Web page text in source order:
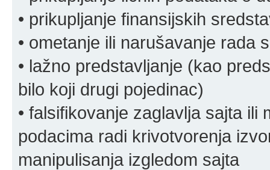
• prikupljanje finansijskih
• ometanje ili narušavanje rada
• lažno predstavljanje (kao
bilo koji drugi pojedinac)
• falsifikovanje zaglavlja sajta ili
podacima radi krivotvorenja
manipulisanja izgledom sajta